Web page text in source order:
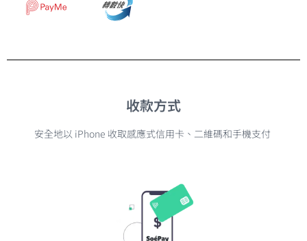
收款方式
安全地以 iPhone 收取感應式信用卡、二維碼和手機支付